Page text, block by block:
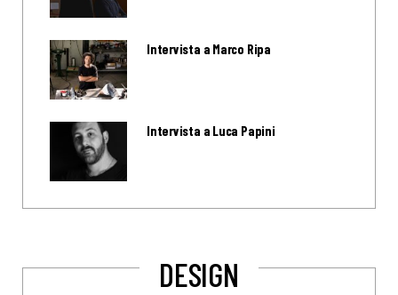
Intervista a Marco Ripa
Intervista a Luca Papini
DESIGN